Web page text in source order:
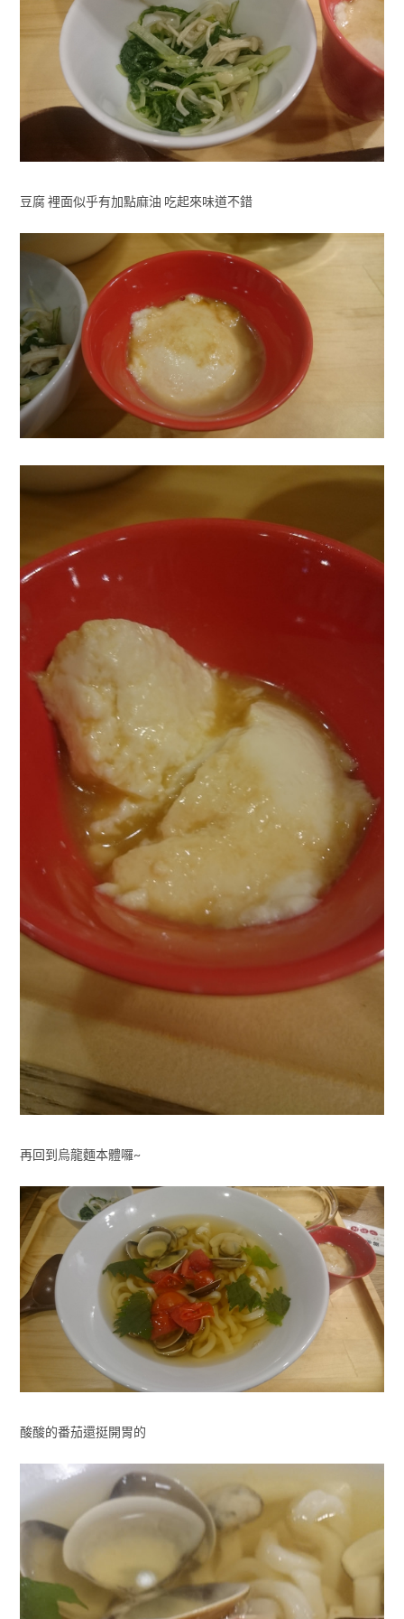
豆腐 裡面似乎有加點麻油 吃起來味道不錯
再回到烏龍麵本體囉~
酸酸的番茄還挺開胃的